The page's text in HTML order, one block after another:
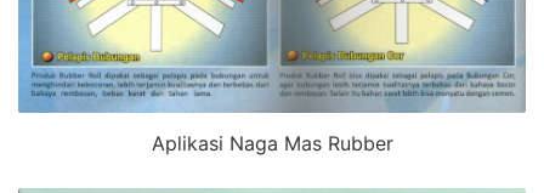
Aplikasi Naga Mas Rubber